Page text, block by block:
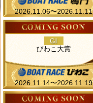
2026.11.06〜2026.11.11
GI
びわこ大賞
2026.11.14〜2026.11.19